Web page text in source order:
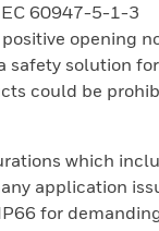
60947-5-1-3
opening
safety solution for
could be
which
application
for